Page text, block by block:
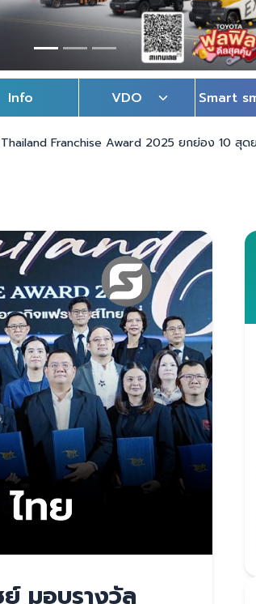
Info VDO Smart
Franchise Award 2025 ยกย่อง 10 สุด
มอบรางวัล